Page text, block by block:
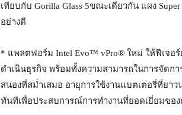
เทียบกับ Gorilla Glass 5ขณะเดียวกัน แผง
อย่างดี
* แพลตฟอร์ม Intel Evo™ vPro® ใหม่ ให้ฟีเจอ
ดำเนินธุรกิจ พร้อมทั้งความสามารถในการจัดก
สนองที่สม่ำเสมอ อายุการใช้งานแบตเตอรี่ที่ยา
ทันทีเพื่อประสบการณ์การทำงานที่ยอดเยี่ยมขอ